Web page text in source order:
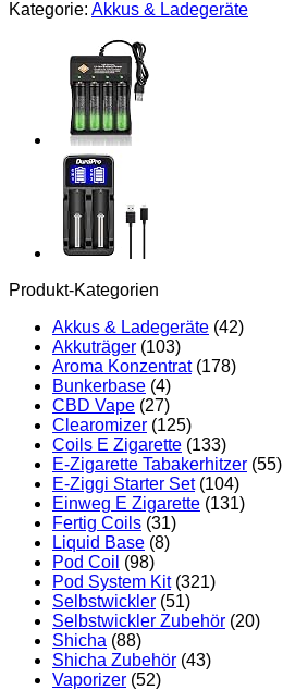
Schutzplatte
Kategorie: Akkus & Ladegeräte
Produkt-Kategorien
Akkus & Ladegeräte (42)
Akkuträger (103)
Aroma Konzentrat (178)
Bunkerbase (4)
CBD Vape (27)
Clearomizer (125)
Coils E Zigarette (133)
E-Zigarette Tabakerhitzer (55)
E-Ziggi Starter Set (104)
Einweg E Zigarette (131)
Fertig Coils (31)
Liquid Base (8)
Pod Coil (98)
Pod System Kit (321)
Selbstwickler (51)
Selbstwickler Zubehör (20)
Shicha (88)
Shicha Zubehör (43)
Vaporizer (52)